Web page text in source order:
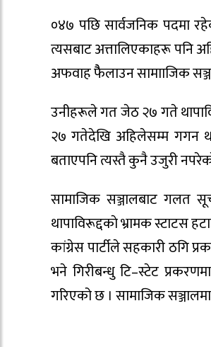
०४७ पछि सार्वजनिक पदमा
त्यसबाट अत्तालिएकाहरू पनि
अफवाह फ‌ैैलाउन सामााजिक
उनीहरूले गत जेठ २७ गते
२७ गतेदेखि अहिलेसम्म गगन
बताएपनि त्यस्तै कुनै उजुरी
सामाजिक सञ्जालबाट गलत
थापाविरूद्दकाे भ्रामक स्टाटस
कांग्रेस पार्टीले सहकारी ठगि
भने गिरीबन्धु टि–स्टेट
गरिएको छ । सामाजिक